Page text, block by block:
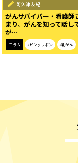
阿久津友紀
がんサバイバー・看護師
まり、がんを知って話し
が…
コラム #ピンクリボン #乳がん